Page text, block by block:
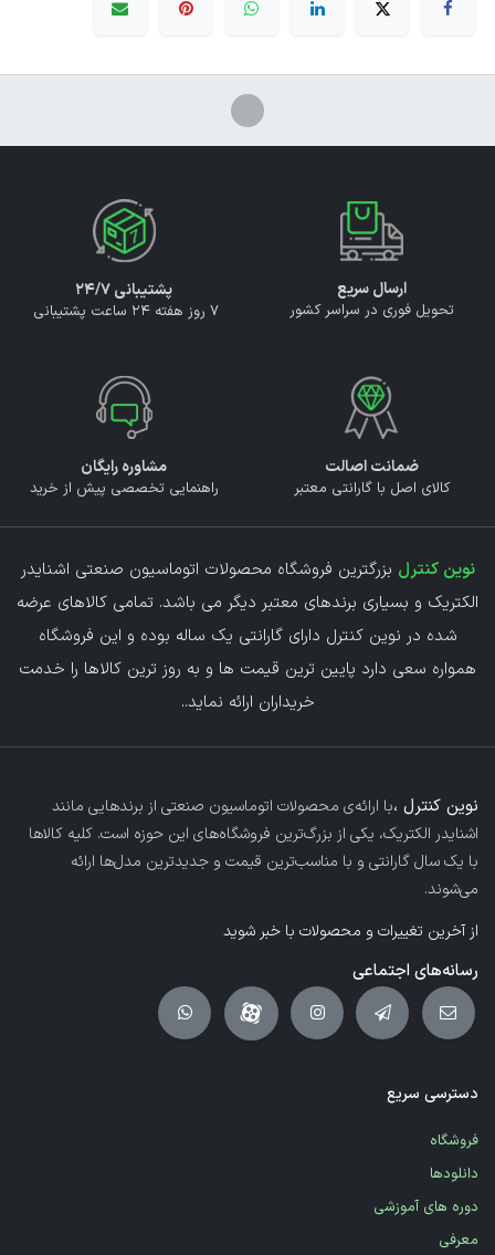
ارسال سریع
تحویل فوری در سراسر کشور
پشتیبانی ۲۴/۷
7 روز هفته 24 ساعت پشتیبانی
ضمانت اصالت
کالای اصل با گارانتی معتبر
مشاوره رایگان
راهنمایی تخصصی پیش از خرید
نوین کنترل بزرگترین فروشگاه محصولات اتوماسیون صنعتی اشنایدر
الکتریک و بسیاری برندهای معتبر دیگر می باشد. تمامی کالاهای عرضه
شده در نوین کنترل دارای گارانتی یک ساله بوده و این فروشگاه
همواره سعی دارد پایین ترین قیمت ها و به روز ترین کالاها را خدمت
خریداران ارائه نماید..
نوین کنترل ،با ارائه‌ی محصولات اتوماسیون صنعتی از برندهایی مانند
اشنایدر الکتریک، یکی از بزرگ‌ترین فروشگاه‌های این حوزه است. کلیه کالاها
با یک سال گارانتی و با مناسب‌ترین قیمت و جدیدترین مدل‌ها ارائه
می‌شوند.
از آخرین تغییرات و محصولات با خبر شوید
رسانه‌های اجتماعی
دسترسی سریع
فروشگاه
دانلودها
دوره های آموزشی
معرفی